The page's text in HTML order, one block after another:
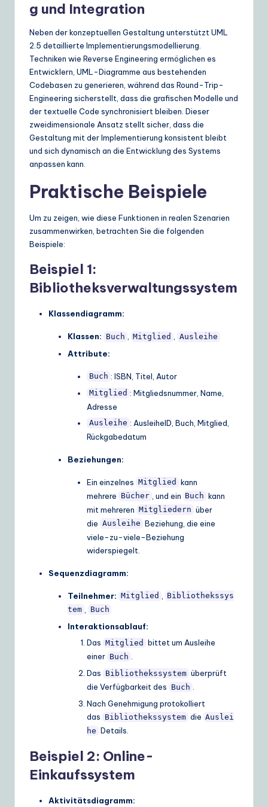
g und Integration
Neben der konzeptuellen Gestaltung unterstützt UML
2.5 detaillierte Implementierungsmodellierung.
Techniken wie Reverse Engineering ermöglichen es
Entwicklern, UML-Diagramme aus bestehenden
Codebasen zu generieren, während das Round-Trip-
Engineering sicherstellt, dass die grafischen Modelle und
der textuelle Code synchronisiert bleiben. Dieser
zweidimensionale Ansatz stellt sicher, dass die
Gestaltung mit der Implementierung konsistent bleibt
und sich dynamisch an die Entwicklung des Systems
anpassen kann.
Praktische Beispiele
Um zu zeigen, wie diese Funktionen in realen Szenarien
zusammenwirken, betrachten Sie die folgenden
Beispiele:
Beispiel 1:
Bibliotheksverwaltungssystem
Klassendiagramm:
Klassen: Buch , Mitglied , Ausleihe
Attribute:
Buch : ISBN, Titel, Autor
Mitglied : Mitgliedsnummer, Name,
Adresse
Ausleihe : AusleiheID, Buch, Mitglied,
Rückgabedatum
Beziehungen:
Ein einzelnes Mitglied kann
mehrere
Bücher , und ein Buch kann
mit mehreren Mitgliedern über
die Ausleihe Beziehung, die eine
viele-zu-viele-Beziehung
widerspiegelt.
Sequenzdiagramm:
Teilnehmer: Mitglied
Bibliothekssys
tem
Buch
Interaktionsablauf:
Das Mitglied bittet um Ausleihe
einer Buch
Das Bibliothekssystem überprüft
die Verfügbarkeit des Buch
Nach Genehmigung protokolliert
das Bibliothekssystem die Auslei
he Details.
Beispiel 2: Online-
Einkaufssystem
Aktivitätsdiagramm: